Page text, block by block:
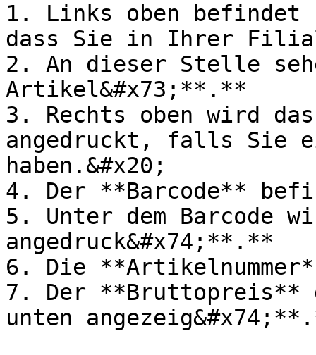
1. Links oben befindet
dass Sie in Ihrer
2. An dieser Stelle
Artikel&#x73;**.**
3. Rechts oben wird
angedruckt, falls Sie
haben.&#x20;
4. Der **Barcode**
5. Unter dem Barcode
angedruck&#x74;**.**
6. Die
7. Der **Bruttopreis**
unten